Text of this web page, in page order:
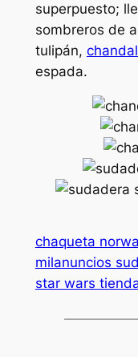
superpuesto;
sombreros de
tulipán,
espada.
chaqueta
milanuncios
star wars